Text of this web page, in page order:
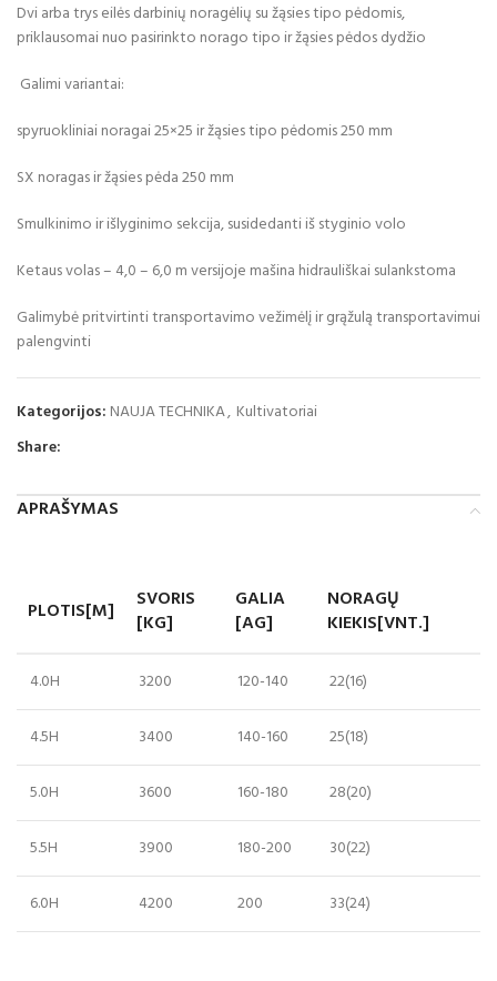
Dvi arba trys eilės darbinių noragėlių su žąsies tipo pėdomis,
priklausomai nuo pasirinkto norago tipo ir žąsies pėdos dydžio
Galimi variantai:
spyruokliniai noragai 25×25 ir žąsies tipo pėdomis 250 mm
SX noragas ir žąsies pėda 250 mm
Smulkinimo ir išlyginimo sekcija, susidedanti iš styginio volo
Ketaus volas – 4,0 – 6,0 m versijoje mašina hidrauliškai sulankstoma
Galimybė pritvirtinti transportavimo vežimėlį ir grąžulą transportavimui
palengvinti
Kategorijos: NAUJA TECHNIKA, Kultivatoriai
Share:
APRAŠYMAS
PLOTIS[M]
SVORIS
[KG]
GALIA
[AG]
NORAGŲ
KIEKIS[VNT.]
4.0H 3200 120-140 22(16)
4.5H 3400 140-160 25(18)
5.0H 3600 160-180 28(20)
5.5H 3900 180-200 30(22)
6.0H 4200 200 33(24)